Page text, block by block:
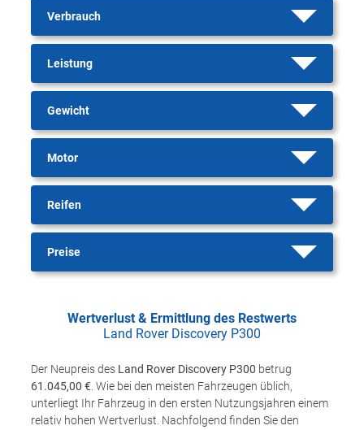
Verbrauch
Leistung
Gewicht
Motor
Reifen
Preise
Wertverlust & Ermittlung des Restwerts
Land Rover Discovery P300
Der Neupreis des Land Rover Discovery P300 betrug
61.045,00 € . Wie bei den meisten Fahrzeugen üblich,
unterliegt Ihr Fahrzeug in den ersten Nutzungsjahren einem
relativ hohen Wertverlust. Nachfolgend finden Sie den